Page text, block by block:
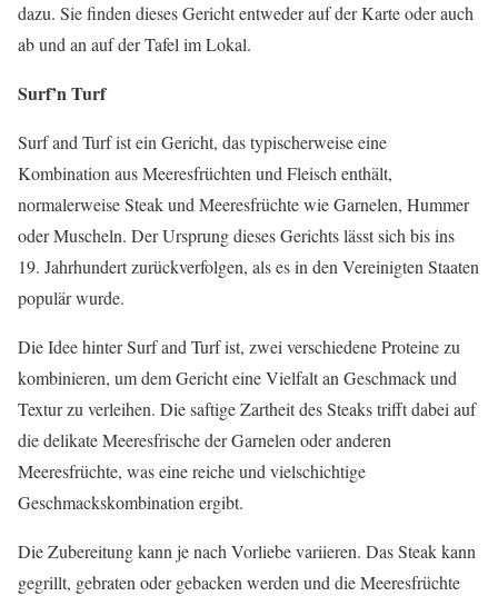
dazu. Sie finden dieses Gericht entweder auf der Karte oder auch
ab und an auf der Tafel im Lokal.
Surf’n Turf
Surf and Turf ist ein Gericht, das typischerweise eine
Kombination aus Meeresfrüchten und Fleisch enthält,
normalerweise Steak und Meeresfrüchte wie Garnelen, Hummer
oder Muscheln. Der Ursprung dieses Gerichts lässt sich bis ins
19. Jahrhundert zurückverfolgen, als es in den Vereinigten Staaten
populär wurde.
Die Idee hinter Surf and Turf ist, zwei verschiedene Proteine zu
kombinieren, um dem Gericht eine Vielfalt an Geschmack und
Textur zu verleihen. Die saftige Zartheit des Steaks trifft dabei auf
die delikate Meeresfrische der Garnelen oder anderen
Meeresfrüchte, was eine reiche und vielschichtige
Geschmackskombination ergibt.
Die Zubereitung kann je nach Vorliebe variieren. Das Steak kann
gegrillt, gebraten oder gebacken werden und die Meeresfrüchte